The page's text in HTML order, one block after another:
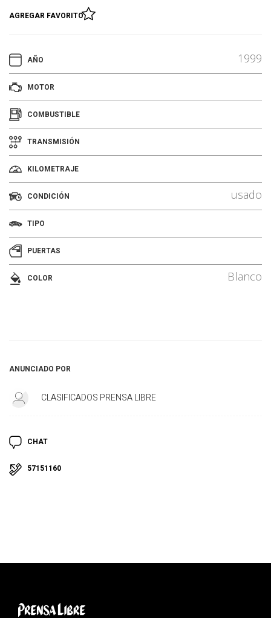
AGREGAR FAVORITO
AÑO 1999
MOTOR
COMBUSTIBLE
TRANSMISIÓN
KILOMETRAJE
CONDICIÓN usado
TIPO
PUERTAS
COLOR Blanco
ANUNCIADO POR
CLASIFICADOS PRENSA LIBRE
CHAT
57151160